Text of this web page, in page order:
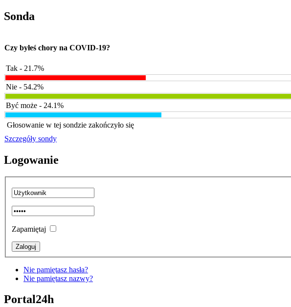
Sonda
Czy byłeś chory na COVID-19?
Tak - 21.7%
Nie - 54.2%
Być może - 24.1%
Głosowanie w tej sondzie zakończyło się
Szczegóły sondy
Logowanie
Zapamiętaj
Nie pamiętasz hasła?
Nie pamiętasz nazwy?
Portal24h